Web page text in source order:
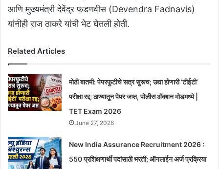
आणि मुख्यमंत्री देवेंद्र फडणवीस (Devendra Fadnavis)
यांनीही राज ठाकरे यांची भेट घेतली होती.
Related Articles
मोठी बातमी: पेपरफुटीचे सत्र सुरूच; उद्या होणारी ‘टीईटी’
परीक्षा रद्द; ठाण्यातून पेपर जप्त, पोलीस ॲक्शन मोडमध्ये |
TET Exam 2026
June 27, 2026
New India Assurance Recruitment 2026 :
550 प्रशिक्षणार्थी पदांसाठी भरती; ऑनलाईन अर्ज प्रक्रिया